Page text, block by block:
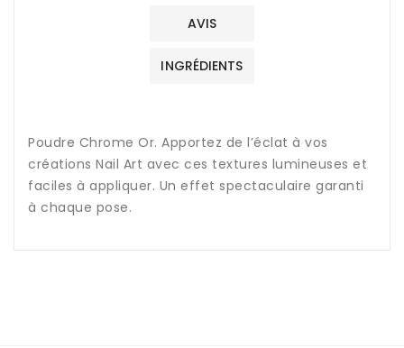
AVIS
INGRÉDIENTS
Poudre Chrome Or. Apportez de l’éclat à vos
créations Nail Art avec ces textures lumineuses et
faciles à appliquer. Un effet spectaculaire garanti
à chaque pose.